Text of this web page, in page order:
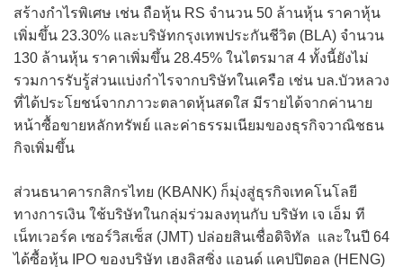
สร้างกำไรพิเศษ เช่น ถือหุ้น RS จำนวน 50 ล้านหุ้น ราคาหุ้น
เพิ่มขึ้น 23.30% และบริษัทกรุงเทพประกันชีวิต (BLA) จำนวน
130 ล้านหุ้น ราคาเพิ่มขึ้น 28.45% ในไตรมาส 4 ทั้งนี้ยังไม่
รวมการรับรู้ส่วนแบ่งกำไรจากบริษัทในเครือ เช่น บล.บัวหลวง
ที่ได้ประโยชน์จากภาวะตลาดหุ้นสดใส มีรายได้จากค่านาย
หน้าซื้อขายหลักทรัพย์ และค่าธรรมเนียมของธุรกิจวาณิชธน
กิจเพิ่มขึ้น
ส่วนธนาคารกสิกรไทย (KBANK) ก็มุ่งสู่ธุรกิจเทคโนโลยี
ทางการเงิน ใช้บริษัทในกลุ่มร่วมลงทุนกับ บริษัท เจ เอ็ม ที
เน็ทเวอร์ค เซอร์วิสเซ็ส (JMT) ปล่อยสินเชื่อดิจิทัล และในปี 64
ได้ซื้อหุ้น IPO ของบริษัท เฮงลิสซิ่ง แอนด์ แคปปิตอล (HENG)